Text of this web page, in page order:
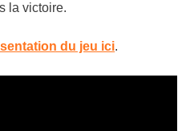
la victoire.
du jeu ici.